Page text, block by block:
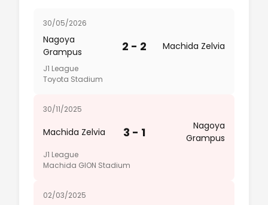
30/05/2026
Nagoya
Grampus
2 - 2 Machida Zelvia
J1 League
Toyota Stadium
30/11/2025
Machida Zelvia 3 - 1
Nagoya
Grampus
J1 League
Machida GION Stadium
02/03/2025